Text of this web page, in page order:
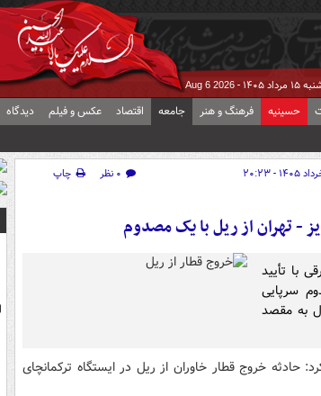
۱۴۰۵ - Aug 6 2026
حسینیه فرهنگ و هنر جامعه اقتصاد عکس و فیلم دیدگاه
۰ نظر
چاپ
- تهران از ریل با یک مصدوم
با تأیید
سرپایی
به مقصد
حادثه خروج قطار خاوران از ریل در ایستگاه ترکمانچای